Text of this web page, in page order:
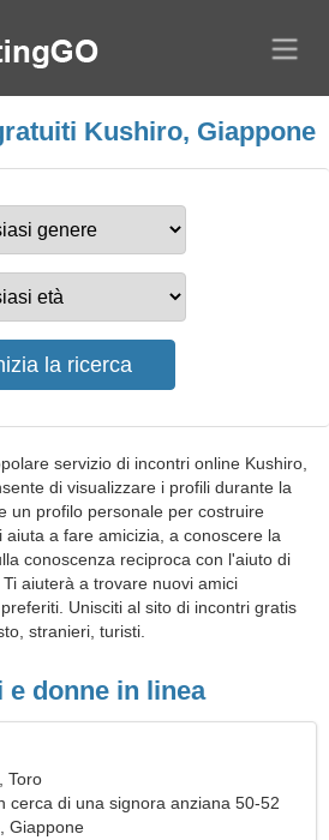
Kushiro, Giappone
servizio di incontri online Kushiro,
di visualizzare i profili durante la
un profilo personale per costruire
a fare amicizia, a conoscere la
conoscenza reciproca con l'aiuto di
aiuterà a trovare nuovi amici
Unisciti al sito di incontri gratis
stranieri, turisti.
e donne in linea
Toro
cerca di una signora anziana 50-52
Giappone